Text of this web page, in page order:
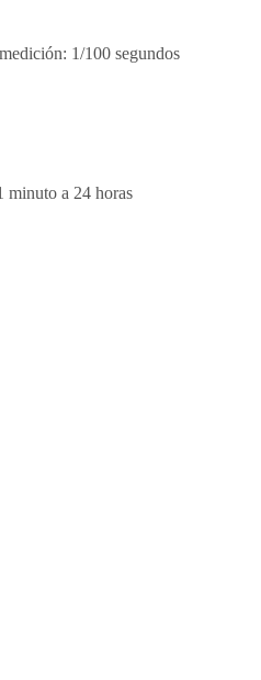
1/100 segundos
minuto a 24 horas